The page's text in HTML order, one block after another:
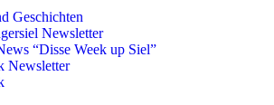
Geschichten
Newsletter
“Disse Week up Siel”
Newsletter